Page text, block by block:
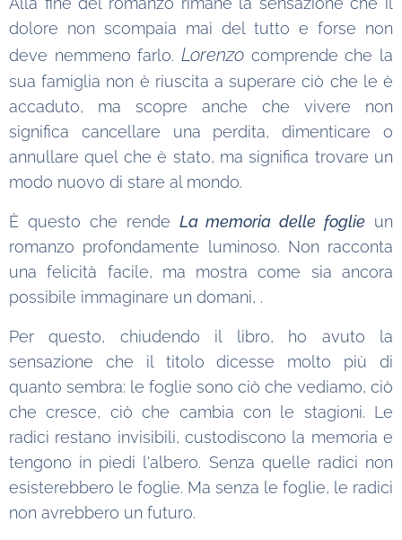
dolore non scompaia mai del tutto e forse non
deve nemmeno farlo. Lorenzo comprende che la
sua famiglia non è riuscita a superare ciò che le è
accaduto, ma scopre anche che vivere non
significa cancellare una perdita, dimenticare o
annullare quel che è stato, ma significa trovare un
modo nuovo di stare al mondo.
È questo che rende La memoria delle foglie un
romanzo profondamente luminoso. Non racconta
una felicità facile, ma mostra come sia ancora
possibile immaginare un domani, .
Per questo, chiudendo il libro, ho avuto la
sensazione che il titolo dicesse molto più di
quanto sembra: le foglie sono ciò che vediamo, ciò
che cresce, ciò che cambia con le stagioni. Le
radici restano invisibili, custodiscono la memoria e
tengono in piedi l'albero. Senza quelle radici non
esisterebbero le foglie. Ma senza le foglie, le radici
non avrebbero un futuro.